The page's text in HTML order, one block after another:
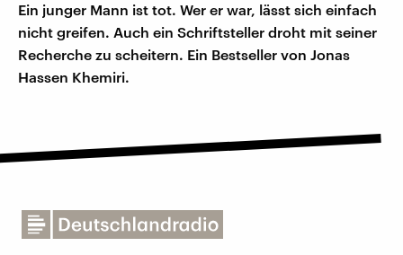
Ein junger Mann ist tot. Wer er war, lässt sich einfach
nicht greifen. Auch ein Schriftsteller droht mit seiner
Recherche zu scheitern. Ein Bestseller von Jonas
Hassen Khemiri.